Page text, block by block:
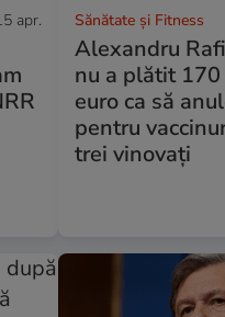
apr. Sănătate și Fitness
Alexandru
nu a plătit
euro ca să
pentru
trei vinovați